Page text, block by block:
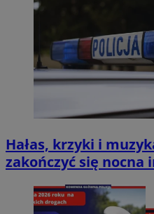
Hałas, krzyki i
zakończyć się nocna